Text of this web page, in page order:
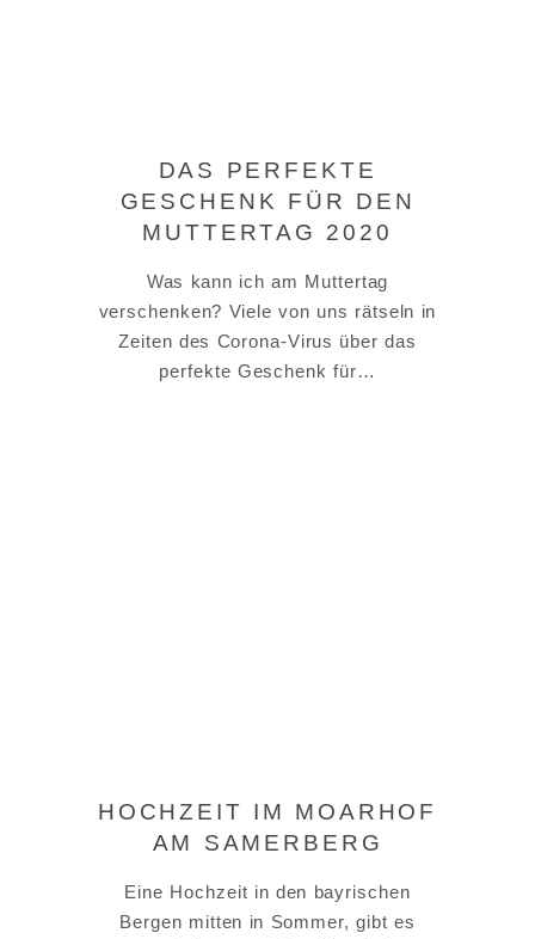
DAS PERFEKTE
GESCHENK FÜR DEN
MUTTERTAG 2020
Was kann ich am Muttertag
verschenken? Viele von uns rätseln in
Zeiten des Corona-Virus über das
perfekte Geschenk für…
HOCHZEIT IM MOARHOF
AM SAMERBERG
Eine Hochzeit in den bayrischen
Bergen mitten in Sommer, gibt es